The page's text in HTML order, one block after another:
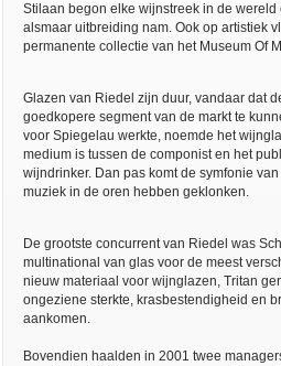
Stilaan begon elke wijnstreek in de
alsmaar uitbreiding nam. Ook op artistiek
permanente collectie van het Museum Of
Glazen van Riedel zijn duur, vandaar dat
goedkopere segment van de markt te
voor Spiegelau werkte, noemde het
medium is tussen de componist en het
wijndrinker. Dan pas komt de symfonie
muziek in de oren hebben geklonken.
De grootste concurrent van Riedel was
multinational van glas voor de meest
nieuw materiaal voor wijnglazen, Tritan
ongeziene sterkte, krasbestendigheid en
aankomen.
Bovendien haalden in 2001 twee